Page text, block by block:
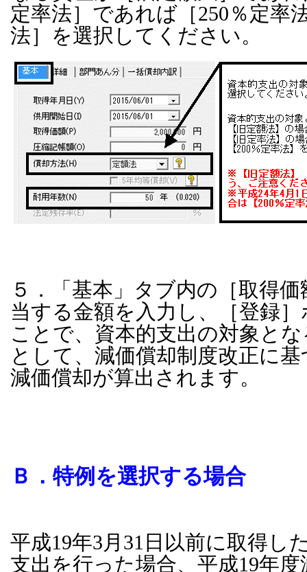
定率法］であれば［250％定率
法］を選択してください。
５．「基本」タブ内の［取得
当する金額を入力し、［登録
ことで、資本的支出の対象と
として、減価償却制度改正に
減価償却が算出されます。
Ｂ．特例を選択する場合
平成19年3月31日以前に取得し
支出を行った場合、平成19年